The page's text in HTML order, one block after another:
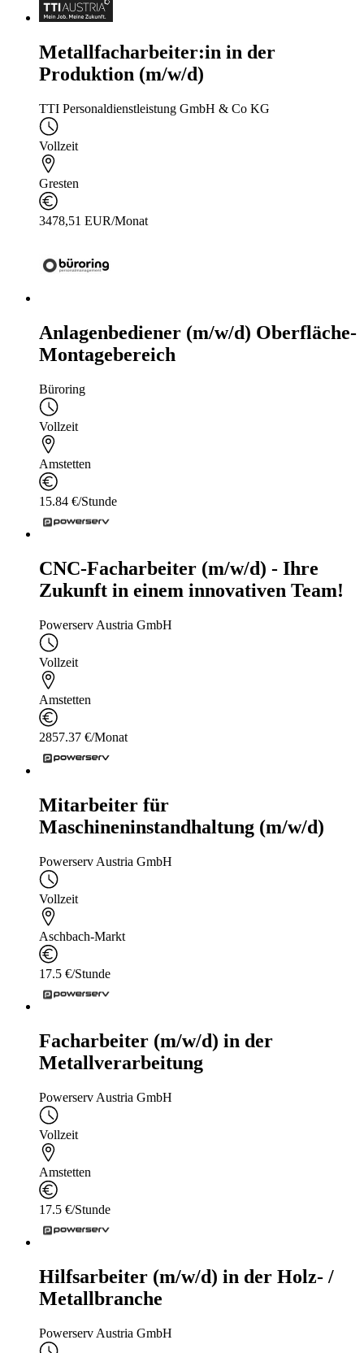
Metallfacharbeiter:in in der
Produktion (m/w/d)
TTI Personaldienstleistung GmbH & Co KG
Vollzeit
Gresten
3478,51 EUR/Monat
Anlagenbediener (m/w/d) Oberfläche-
Montagebereich
Büroring
Vollzeit
Amstetten
15.84 €/Stunde
CNC-Facharbeiter (m/w/d) - Ihre
Zukunft in einem innovativen Team!
Powerserv Austria GmbH
Vollzeit
Amstetten
2857.37 €/Monat
Mitarbeiter für
Maschineninstandhaltung (m/w/d)
Powerserv Austria GmbH
Vollzeit
Aschbach-Markt
17.5 €/Stunde
Facharbeiter (m/w/d) in der
Metallverarbeitung
Powerserv Austria GmbH
Vollzeit
Amstetten
17.5 €/Stunde
Hilfsarbeiter (m/w/d) in der Holz- /
Metallbranche
Powerserv Austria GmbH